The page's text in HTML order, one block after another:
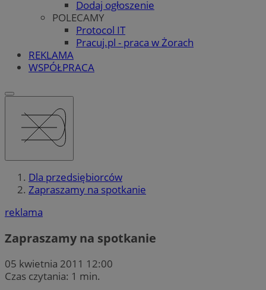
Dodaj ogłoszenie
POLECAMY
Protocol IT
Pracuj.pl - praca w Żorach
REKLAMA
WSPÓŁPRACA
Dla przedsiębiorców
Zapraszamy na spotkanie
reklama
Zapraszamy na spotkanie
05 kwietnia 2011 12:00
Czas czytania: 1 min.